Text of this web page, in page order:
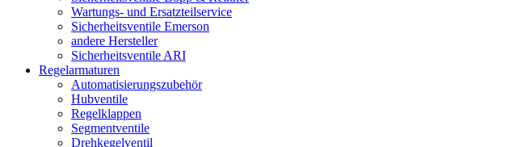
Wartungs- und Ersatzteilservice
Sicherheitsventile Emerson
andere Hersteller
Sicherheitsventile ARI
Regelarmaturen
Automatisierungszubehör
Hubventile
Regelklappen
Segmentventile
Drehkegelventil